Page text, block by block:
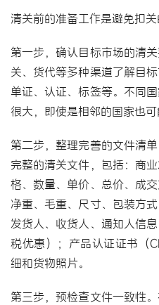
清关前的准备工作是避免扣关
第一步，确认目标市场的清
关、货代等多种渠道了解目
单证、认证、标签等。不同
很大，即使是相邻的国家也可
第二步，整理完善的文件清
完整的清关文件，包括：商
格、数量、单价、总价、成
净重、毛重、尺寸、包装方
发货人、收货人、通知人信
税优惠）；产品认证证书（
细和货物照片。
第三步，预检查文件一致性